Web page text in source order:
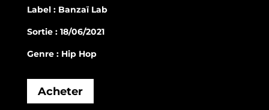
Label : Banzaï Lab
Sortie : 18/06/2021
Genre : Hip Hop
Acheter